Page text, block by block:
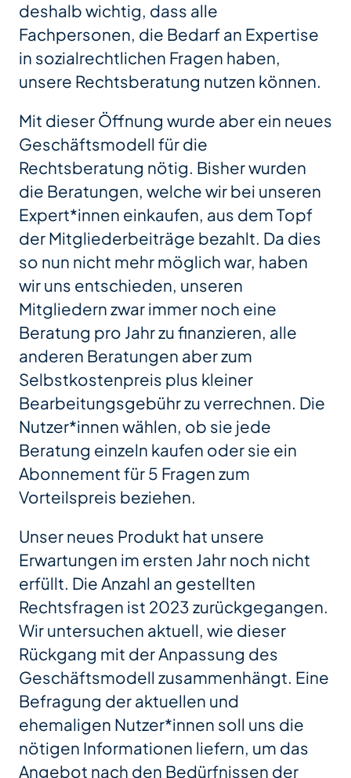
deshalb wichtig, dass alle
Fachpersonen, die Bedarf an Expertise
in sozialrechtlichen Fragen haben,
unsere Rechtsberatung nutzen können.
Mit dieser Öffnung wurde aber ein neues
Geschäftsmodell für die
Rechtsberatung nötig. Bisher wurden
die Beratungen, welche wir bei unseren
Expert*innen einkaufen, aus dem Topf
der Mitgliederbeiträge bezahlt. Da dies
so nun nicht mehr möglich war, haben
wir uns entschieden, unseren
Mitgliedern zwar immer noch eine
Beratung pro Jahr zu finanzieren, alle
anderen Beratungen aber zum
Selbstkostenpreis plus kleiner
Bearbeitungsgebühr zu verrechnen. Die
Nutzer*innen wählen, ob sie jede
Beratung einzeln kaufen oder sie ein
Abonnement für 5 Fragen zum
Vorteilspreis beziehen.
Unser neues Produkt hat unsere
Erwartungen im ersten Jahr noch nicht
erfüllt. Die Anzahl an gestellten
Rechtsfragen ist 2023 zurückgegangen.
Wir untersuchen aktuell, wie dieser
Rückgang mit der Anpassung des
Geschäftsmodell zusammenhängt. Eine
Befragung der aktuellen und
ehemaligen Nutzer*innen soll uns die
nötigen Informationen liefern, um das
Angebot nach den Bedürfnissen der